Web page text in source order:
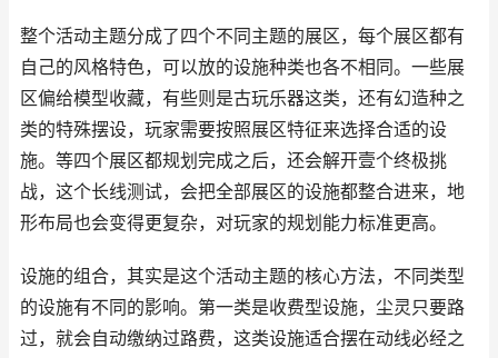
整个活动主题分成了四个不同主题的展区，每个展区都有
自己的风格特色，可以放的设施种类也各不相同。一些展
区偏给模型收藏，有些则是古玩乐器这类，还有幻造种之
类的特殊摆设，玩家需要按照展区特征来选择合适的设
施。等四个展区都规划完成之后，还会解开壹个终极挑
战，这个长线测试，会把全部展区的设施都整合进来，地
形布局也会变得更复杂，对玩家的规划能力标准更高。
设施的组合，其实是这个活动主题的核心方法，不同类型
的设施有不同的影响。第一类是收费型设施，尘灵只要路
过，就会自动缴纳过路费，这类设施适合摆在动线必经之